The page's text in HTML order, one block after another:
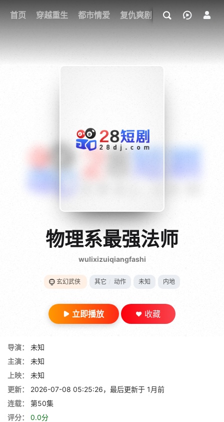
首页 穿越重生 都市情爱 复仇爽剧 玄幻武侠 奇幻
我的观影记录
{if condition="$obj.vod_points
28短剧
物理系最强法师
wulixizuiqiangfashi
玄幻武侠 其它 动作 未知 内地
立即播放 收藏
导演：
未知
主演：
未知
上映：
未知
更新：
2026-07-08 05:25:26，最后更新于 1月前
连载：
第50集
评分：
0.0分